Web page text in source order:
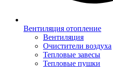
Вентиляция отопление
Вентиляция
Очистители воздуха
Тепловые завесы
Тепловые пушки